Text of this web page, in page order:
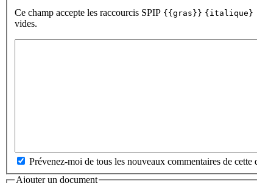
Ce champ accepte les raccourcis SPIP {{gras}} {italique}
vides.
Prévenez-moi de tous les nouveaux commentaires de cette
Ajouter un document